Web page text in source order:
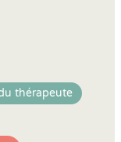
thérapeute